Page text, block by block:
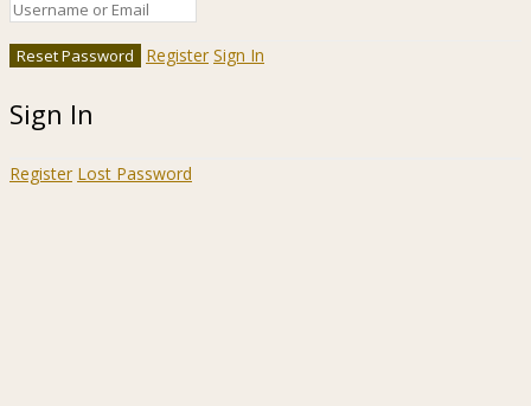
Register Sign In
Sign In
Register Lost Password